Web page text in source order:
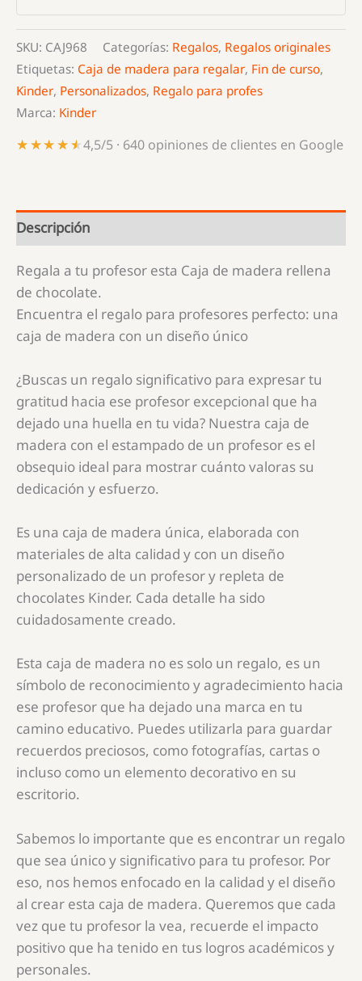
de
madera
rellena
de
chocolate.
cantidad
SKU: CAJ968 Categorías: Regalos, Regalos originales
Etiquetas: Caja de madera para regalar, Fin de curso,
Kinder, Personalizados, Regalo para profes
Marca: Kinder
★★★★★
★★★★★4,5/5 · 640 opiniones de clientes en Google
Descripción
Regala a tu profesor esta Caja de madera rellena
de chocolate.
Encuentra el regalo para profesores perfecto: una
caja de madera con un diseño único
¿Buscas un regalo significativo para expresar tu
gratitud hacia ese profesor excepcional que ha
dejado una huella en tu vida? Nuestra caja de
madera con el estampado de un profesor es el
obsequio ideal para mostrar cuánto valoras su
dedicación y esfuerzo.
Es una caja de madera única, elaborada con
materiales de alta calidad y con un diseño
personalizado de un profesor y repleta de
chocolates Kinder. Cada detalle ha sido
cuidadosamente creado.
Esta caja de madera no es solo un regalo, es un
símbolo de reconocimiento y agradecimiento hacia
ese profesor que ha dejado una marca en tu
camino educativo. Puedes utilizarla para guardar
recuerdos preciosos, como fotografías, cartas o
incluso como un elemento decorativo en su
escritorio.
Sabemos lo importante que es encontrar un regalo
que sea único y significativo para tu profesor. Por
eso, nos hemos enfocado en la calidad y el diseño
al crear esta caja de madera. Queremos que cada
vez que tu profesor la vea, recuerde el impacto
positivo que ha tenido en tus logros académicos y
personales.